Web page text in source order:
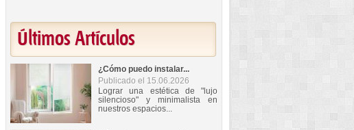
Últimos Artículos
¿Cómo puedo instalar...
Publicado el 15.06.2026
Lograr una estética de "lujo
silencioso" y minimalista en
nuestros espacios...